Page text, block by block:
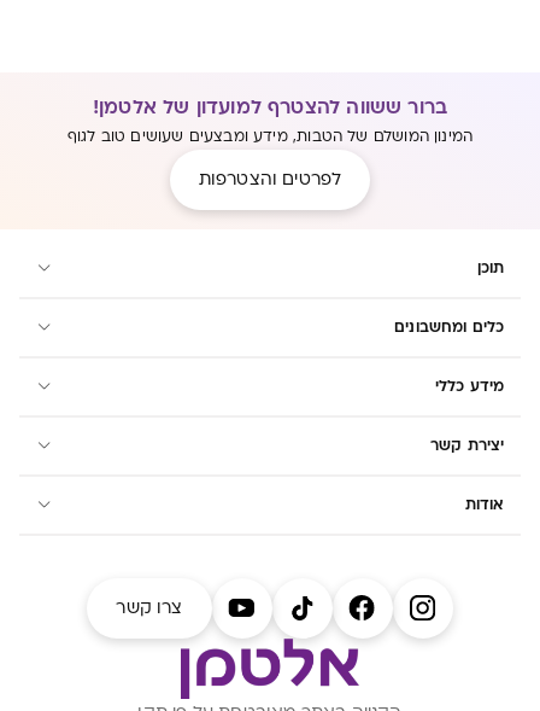
ברור ששווה להצטרף למועדון של אלטמן!
המינון המושלם של הטבות, מידע ומבצעים שעושים טוב לגוף
לפרטים והצטרפות
תוכן
כלים ומחשבונים
מידע כללי
יצירת קשר
אודות
צרו קשר